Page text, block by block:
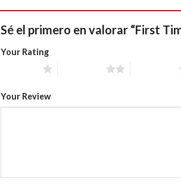
Sé el primero en valorar “First
Your Rating
Your Review